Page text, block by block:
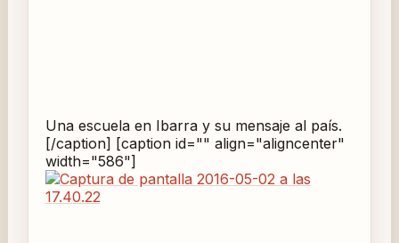
Una escuela en Ibarra y su mensaje al país.
[/caption] [caption id="" align="aligncenter"
width="586"]